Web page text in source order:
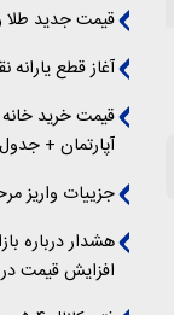
قیمت جدید طلا و سکه
آغاز قطع یارانه
قیمت خرید
آپارتمان + جدول
جزییات واریز
افزایش قیمت